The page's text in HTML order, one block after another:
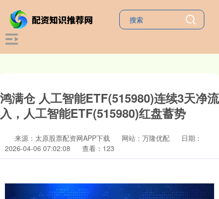
鸿满仓 人工智能ETF(515980)连续3天净流
入，人工智能ETF(515980)红盘蓄势
来源：太原股票配资网APP下载 网站：万隆优配
日期：
2026-04-06 07:02:08
查看：123